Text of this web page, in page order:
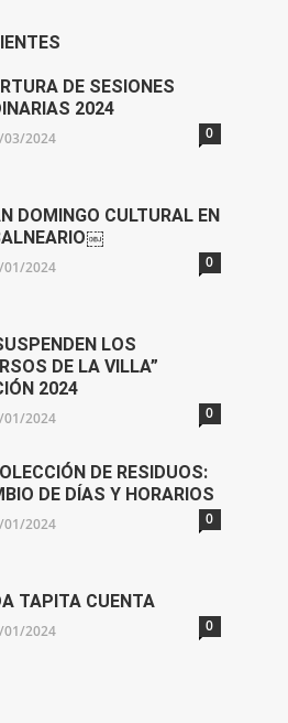
DE SESIONES
2024
03/2024 0
DOMINGO CULTURAL EN
01/2024 0
LOS
DE LA VILLA”
2024
01/2024 0
DE RESIDUOS:
DE DÍAS Y HORARIOS
01/2024 0
TAPITA CUENTA
01/2024 0